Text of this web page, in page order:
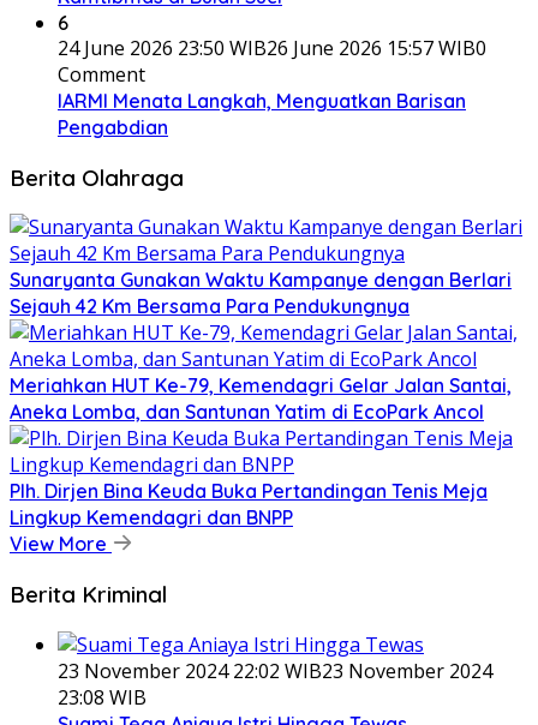
6
24 June 2026 23:50 WIB26 June 2026 15:57 WIB0
Comment
IARMI Menata Langkah, Menguatkan Barisan
Pengabdian
Berita Olahraga
Sunaryanta Gunakan Waktu Kampanye dengan Berlari
Sejauh 42 Km Bersama Para Pendukungnya
Meriahkan HUT Ke-79, Kemendagri Gelar Jalan Santai,
Aneka Lomba, dan Santunan Yatim di EcoPark Ancol
Plh. Dirjen Bina Keuda Buka Pertandingan Tenis Meja
Lingkup Kemendagri dan BNPP
View More
Berita Kriminal
23 November 2024 22:02 WIB23 November 2024
23:08 WIB